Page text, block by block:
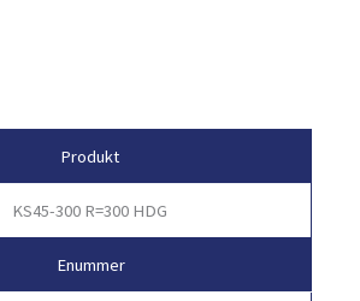
Produkt
KS45-300 R=300 HDG
Enummer